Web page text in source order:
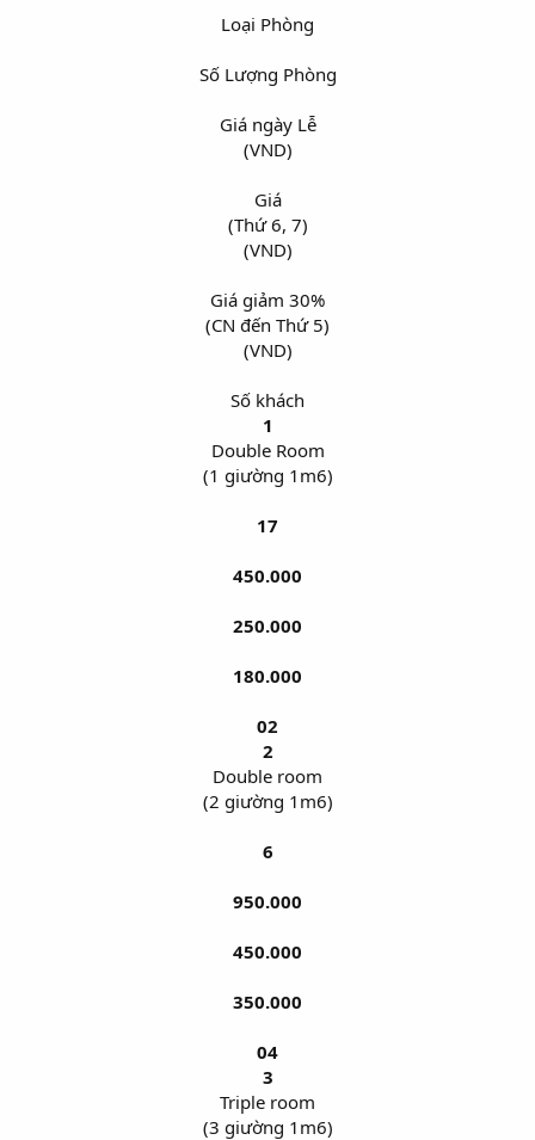
Loại Phòng​
Số Lượng Phòng​
Giá ngày Lễ​
(VND)​
Giá​
(Thứ 6, 7)​
(VND)​
Giá giảm 30%​
(CN đến Thứ 5)​
(VND)​
Số khách​
1
Double Room​
(1 giường 1m6)​
17
450.000
250.000
180.000
02
2
Double room​
(2 giường 1m6)​
6
950.000
450.000
350.000
04
3
Triple room​
(3 giường 1m6)​